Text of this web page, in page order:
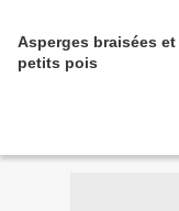
Asperges braisées
petits pois